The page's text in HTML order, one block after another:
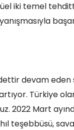
iki temel
devam
Türkiye
2022 Mart
teşebbüsü,